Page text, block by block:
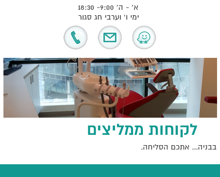
א' - ה' 9:00- 18:30
ימי ו' וערבי חג סגור
לקוחות ממליצים
בבניה... אתכם הסליחה.